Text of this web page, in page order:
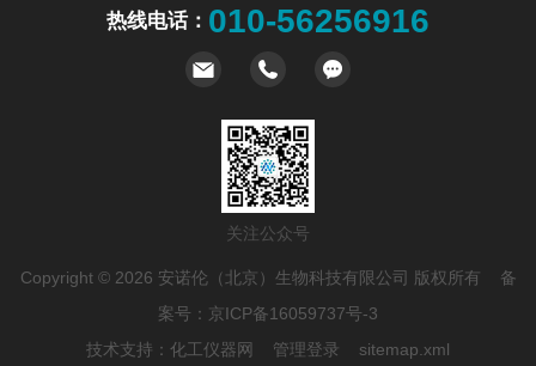
热线电话： 010-56256916
关注公众号
Copyright © 2026 安诺伦（北京）生物科技有限公司 版权所有 备
案号： 京ICP备16059737号-3
技术支持： 化工仪器网 管理登录 sitemap.xml